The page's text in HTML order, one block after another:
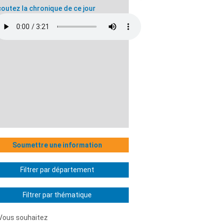
la chronique de ce jour
Soumettre une information
Filtrer par département
Filtrer par thématique
souhaitez